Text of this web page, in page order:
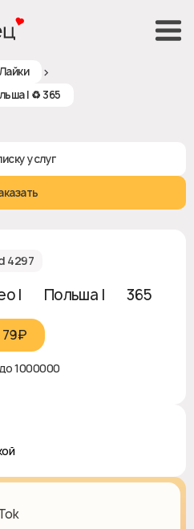
>
| ♻ 365
услуг
4297
| 🇵🇱 Польша | ♻ 365
79₽‎
1000000